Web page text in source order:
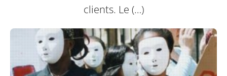
clients. Le (…)